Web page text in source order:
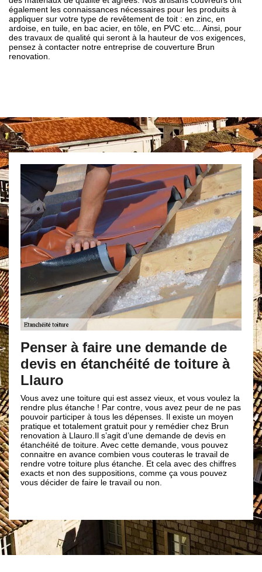
également les connaissances nécessaires pour les produits à
appliquer sur votre type de revêtement de toit : en zinc, en
ardoise, en tuile, en bac acier, en tôle, en PVC etc... Ainsi, pour
des travaux de qualité qui seront à la hauteur de vos exigences,
pensez à contacter notre entreprise de couverture Brun
renovation.
demande de
de toiture à
assez vieux, et vous voulez la
vous avez peur de ne pas
dépenses. Il existe un moyen
pour y remédier chez Brun
d’une demande de devis en
cette demande, vous pouvez
vous couteras le travail de
Et cela avec des chiffres
comme ça vous pouvez
ou non.
Un devis
gratuit
N’hésitez pas à vous adresser à
couverture Brun renovation et à
en étanchéité toit gratuit et
une idée de vos besoins, nous
préalable avant toutes
prenions en main vos travaux, il
nous envoyer une demande de
n’aurez qu’à remplir le formulaire
avec vos coordonnées. Nos
compétence ont fait de notre
chevronnés et réputés dans le
votre demande vous parviendra en
sans engagement de votre part.